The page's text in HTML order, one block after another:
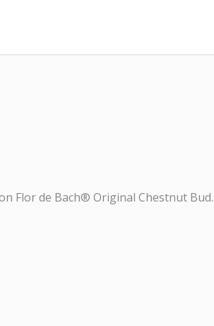
Flor de Bach® Original Chestnut Bud.